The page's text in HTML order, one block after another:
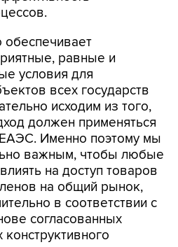
условия для
всех государств
исходим из того,
должен применяться
Именно поэтому мы
важным, чтобы любые
на доступ товаров
на общий рынок,
в соответствии с
согласованных
компетентными
Армении.